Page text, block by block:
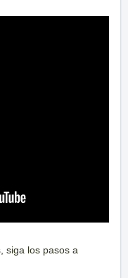
siga los pasos a